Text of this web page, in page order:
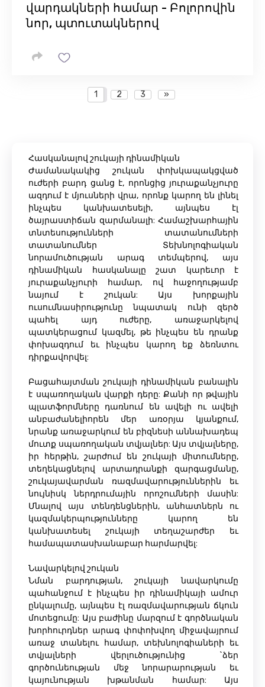
վարդակների համար - Բոլորովին
նոր, պտուտակներով
1 2 3 »
Հասկանալով շուկայի դինամիկան
Ժամանակակից շուկան փոխկապակցված
ուժերի բարդ ցանց է, որոնցից յուրաքանչյուրը
ազդում է մյուսների վրա, որոնք կարող են լինել
ինչպես կանխատեսելի, այնպես էլ
ծայրաստիճան զարմանալի: Համաշխարհային
տնտեսությունների տատանումների
տատանումներ Տեխնոլոգիական
նորամուծության արագ տեմպերով, այս
դինամիկան հասկանալը շատ կարեւոր է
յուրաքանչյուրի համար, ով հաջողությամբ
նայում է շուկան: Այս խորքային
ուսումնասիրությունը նպատակ ունի զերծ
պահել այդ ուժերը, առաջարկելով
պատկերացում կազմել, թե ինչպես են դրանք
փոխազդում եւ ինչպես կարող եք ձեռնտու
դիրքավորվել:
Բացահայտման շուկայի դինամիկան բանալին
է սպառողական վարքի դերը: Քանի որ թվային
պլատֆորմները դառնում են ավելի ու ավելի
անբաժանելիորեն մեր առօրյա կյանքում,
նրանք առաջարկում են բիզնեսի աննախադեպ
մուտք սպառողական տվյալներ: Այս տվյալները,
իր հերթին, շարժում են շուկայի միտումները,
տեղեկացնելով արտադրանքի զարգացմանը,
շուկայավարման ռազմավարություններին եւ
նույնիսկ ներդրումային որոշումների մասին:
Մնալով այս տենդենցներին, անհատներն ու
կազմակերպությունները կարող են
կանխատեսել շուկայի տեղաշարժեր եւ
համապատասխանաբար հարմարվել:
Նավարկելով շուկան
Նման բարդության, շուկայի նավարկումը
պահանջում է ինչպես իր դինամիկայի ամուր
ընկալումը, այնպես էլ ռազմավարության ճկուն
մոտեցումը: Այս բաժինը մարզում է գործնական
խորհուրդներ արագ փոփոխվող միջավայրում
առաջ տանելու համար, տեխնոլոգիաների եւ
տվյալների վերլուծությունից `ձեր
գործունեության մեջ նորարարության եւ
կայունության խթանման համար: Այս